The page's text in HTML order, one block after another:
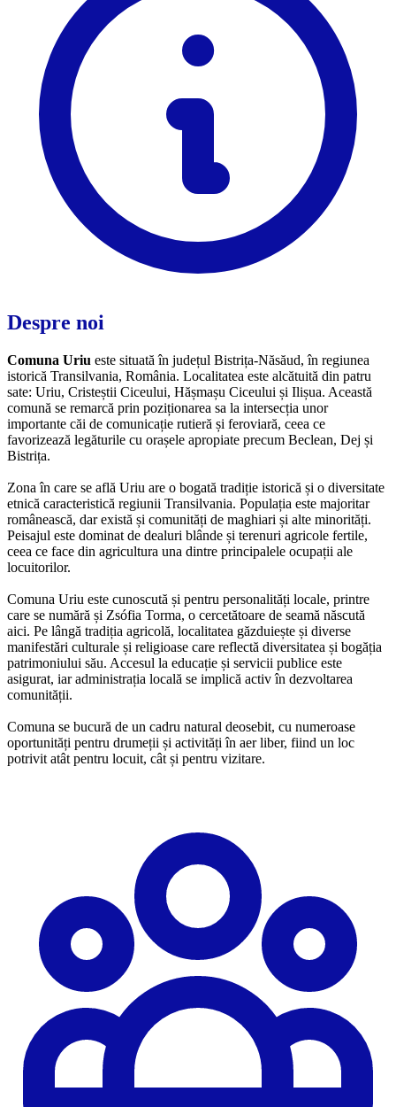
Despre noi
Comuna Uriu este situată în județul Bistrița-Năsăud, în regiunea
istorică Transilvania, România. Localitatea este alcătuită din patru
sate: Uriu, Cristeștii Ciceului, Hășmașu Ciceului și Ilișua. Această
comună se remarcă prin poziționarea sa la intersecția unor
importante căi de comunicație rutieră și feroviară, ceea ce
favorizează legăturile cu orașele apropiate precum Beclean, Dej și
Bistrița.
Zona în care se află Uriu are o bogată tradiție istorică și o diversitate
etnică caracteristică regiunii Transilvania. Populația este majoritar
românească, dar există și comunități de maghiari și alte minorități.
Peisajul este dominat de dealuri blânde și terenuri agricole fertile,
ceea ce face din agricultura una dintre principalele ocupații ale
locuitorilor.
Comuna Uriu este cunoscută și pentru personalități locale, printre
care se numără și Zsófia Torma, o cercetătoare de seamă născută
aici. Pe lângă tradiția agricolă, localitatea găzduiește și diverse
manifestări culturale și religioase care reflectă diversitatea și bogăția
patrimoniului său. Accesul la educație și servicii publice este
asigurat, iar administrația locală se implică activ în dezvoltarea
comunității.
Comuna se bucură de un cadru natural deosebit, cu numeroase
oportunități pentru drumeții și activități în aer liber, fiind un loc
potrivit atât pentru locuit, cât și pentru vizitare.